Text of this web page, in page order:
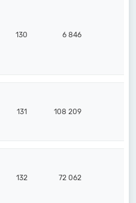
130 6 846
131 108 209
132 72 062